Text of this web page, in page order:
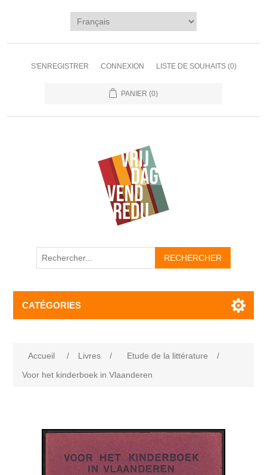
S'ENREGISTRER CONNEXION LISTE DE SOUHAITS (0)
PANIER (0)
CATÉGORIES
Accueil / Livres / Etude de la littérature
/
Voor het kinderboek in Vlaanderen